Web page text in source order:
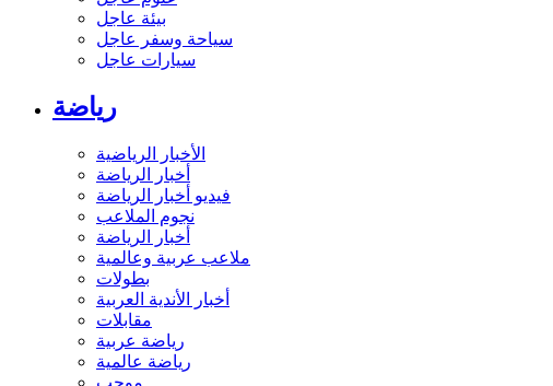
بيئة عاجل
سياحة وسفر عاجل
سيارات عاجل
رياضة
الأخبار الرياضية
أخبار الرياضة
فيديو أخبار الرياضة
نجوم الملاعب
أخبار الرياضة
ملاعب عربية وعالمية
بطولات
أخبار الأندية العربية
مقابلات
رياضة عربية
رياضة عالمية